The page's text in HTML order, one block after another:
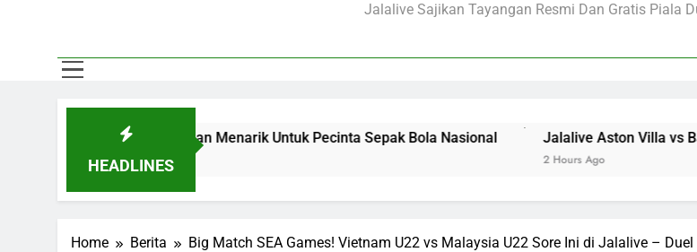
Jalalive Sajikan Tayangan Resmi Dan Gratis Piala
HEADLINES
Sajian Menarik Untuk Pecinta Sepak Bola Nasional Jalalive Aston Villa vs Bayern Club
Home Berita Big Match SEA Games! Vietnam U22 vs Malaysia U22 Sore Ini di Jalalive –